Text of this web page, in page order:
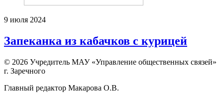
9 июля 2024
Запеканка из кабачков с курицей
© 2026 Учредитель МАУ «Управление общественных связей»
г. Заречного
Главный редактор Макарова О.В.